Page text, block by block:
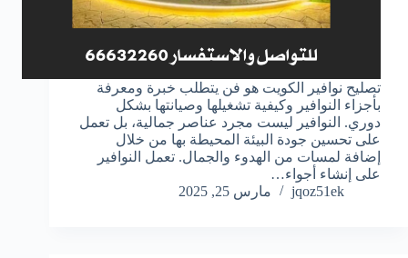
تصليح نوافير الكويت هو فن يتطلب خبرة ومعرفة
بأجزاء النوافير وكيفية تشغيلها وصيانتها بشكل
دوري. النوافير ليست مجرد عناصر جمالية، بل تعمل
على تحسين جودة البيئة المحيطة بها من خلال
إضافة لمسات من الهدوء والجمال. تعمل النوافير
على إنشاء أجواء…
jqoz51ek
مارس 25, 2025